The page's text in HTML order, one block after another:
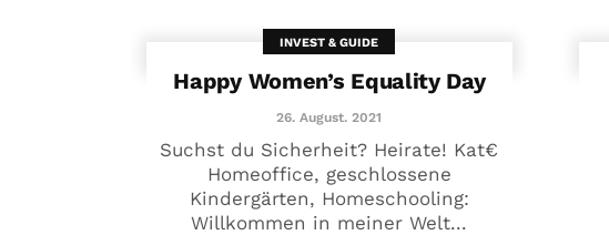
INVEST & GUIDE
Happy Women’s Equality Day
26. August. 2021
Suchst du Sicherheit? Heirate! Kat€
Homeoffice, geschlossene
Kindergärten, Homeschooling:
Willkommen in meiner Welt...